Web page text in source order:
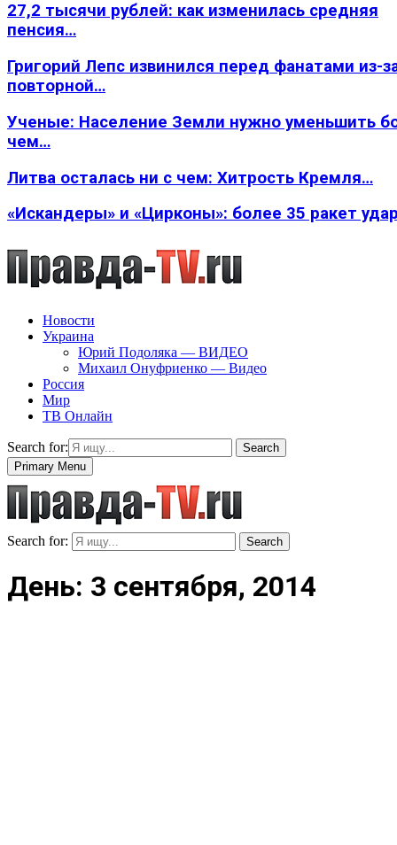
27,2 тысячи рублей: как изменилась средняя
пенсия…
Григорий Лепс извинился перед фанатами из-
повторной…
Ученые: Население Земли нужно уменьшить
чем…
Литва осталась ни с чем: Хитрость Кремля…
«Искандеры» и «Цирконы»: более 35 ракет
Новости
Украина
Юрий Подоляка — ВИДЕО
Михаил Онуфриенко — Видео
Россия
Мир
ТВ Онлайн
Search for:
Search
Primary Menu
Search for: Search
День: 3 сентября, 2014